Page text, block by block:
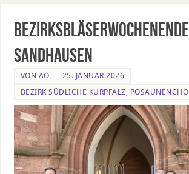
Sandhausen
VON AO
25. JANUAR 2026
BEZIRK SÜDLICHE KURPFALZ,